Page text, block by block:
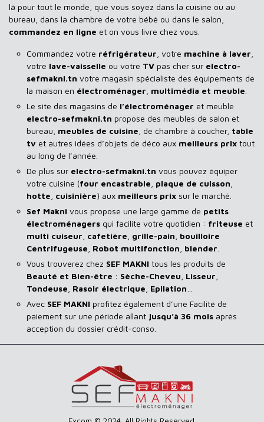
là pour tout le monde, que vous soyez dans la cuisine ou au
bureau, dans la chambre de votre bébé ou dans le salon,
commandez en ligne et on vous livre chez vous.
Commandez votre réfrigérateur , votre machine à laver
votre lave-vaisselle ou votre TV pas cher sur electro-
sefmakni.tn votre magasin spécialiste des équipements de
la maison en électroménager multimédia et meuble
Le site des magasins de l’électroménager et meuble
electro-sefmakni.tn propose des meubles de salon et
bureau, meubles de cuisine , de chambre à coucher, table
tv et autres idées d’objets de déco aux meilleurs prix tout
au long de l’année.
De plus sur electro-sefmakni.tn vous pouvez équiper
votre cuisine (four encastrable plaque de cuisson
hotte cuisinière) aux meilleurs prix sur le marché.
Sef Makni vous propose une large gamme de petits
électroménagers qui facilite votre quotidien : friteuse et
multi cuiseur cafetière grille-pain bouilloire
Centrifugeuse Robot multifonction blender
Vous trouverez chez SEF MAKNI tous les produits de
Beauté et Bien-être : Sèche-Cheveu Lisseur
Tondeuse Rasoir électrique Epilation
Avec SEF MAKNI profitez également d’une Facilité de
paiement sur une période allant jusqu’à 36 mois après
acception du dossier crédit-conso.